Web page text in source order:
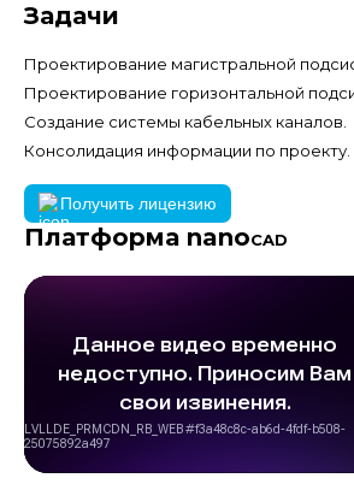
Задачи
Проектирование магистральной
Проектирование горизонтальной
Создание системы кабельных каналов.
Консолидация информации по проекту.
Получить лицензию
Платформа nanoCAD